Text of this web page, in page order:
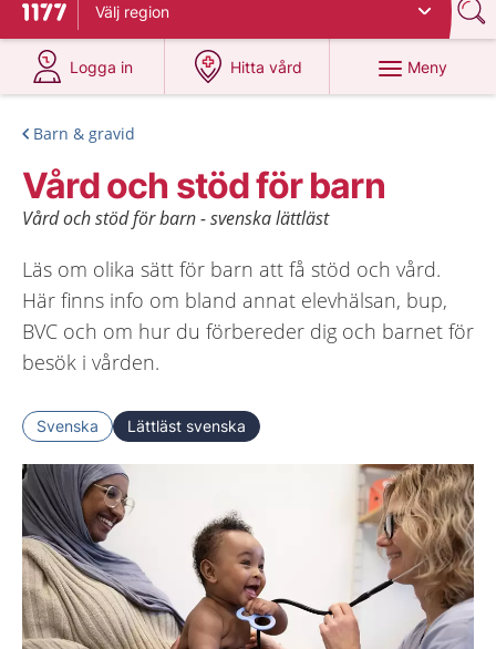
Till startsidan för 1177
Välj region
Logga in
på 1177.se
Hitta vård
på 1177.se
Meny
Barn & gravid
Vård och stöd för barn
Vård och stöd för barn - svenska lättläst
Läs om olika sätt för barn att få stöd och vård.
Här finns info om bland annat elevhälsan, bup,
BVC och om hur du förbereder dig och barnet för
besök i vården.
Svenska Lättläst svenska